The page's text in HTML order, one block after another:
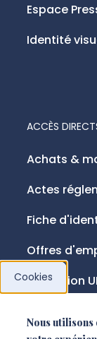
ACCÈS
Achats &
Actes
Fiche
Offres
Fondation
Espace
Identité
NOUS SUIVRE
Cookies
Nous